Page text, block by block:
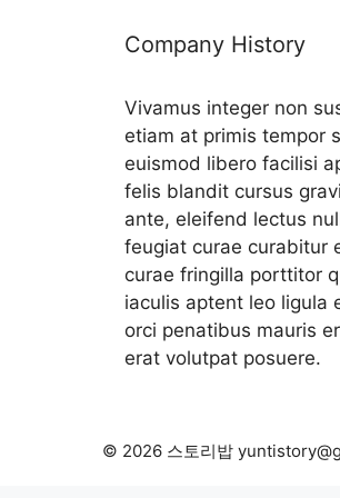
Company History
Vivamus integer non
etiam at primis tempor
euismod libero facilisi
felis blandit cursus
ante, eleifend lectus
feugiat curae curabitur
curae fringilla porttitor
iaculis aptent leo ligula
orci penatibus mauris
erat volutpat posuere.
© 2026 스토리밥